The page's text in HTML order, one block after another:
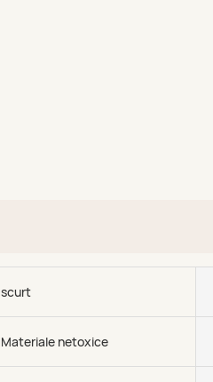
scurt
Materiale netoxice